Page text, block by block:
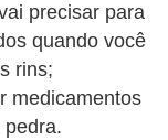
precisar para
quando você
rins;
medicamentos
pedra.